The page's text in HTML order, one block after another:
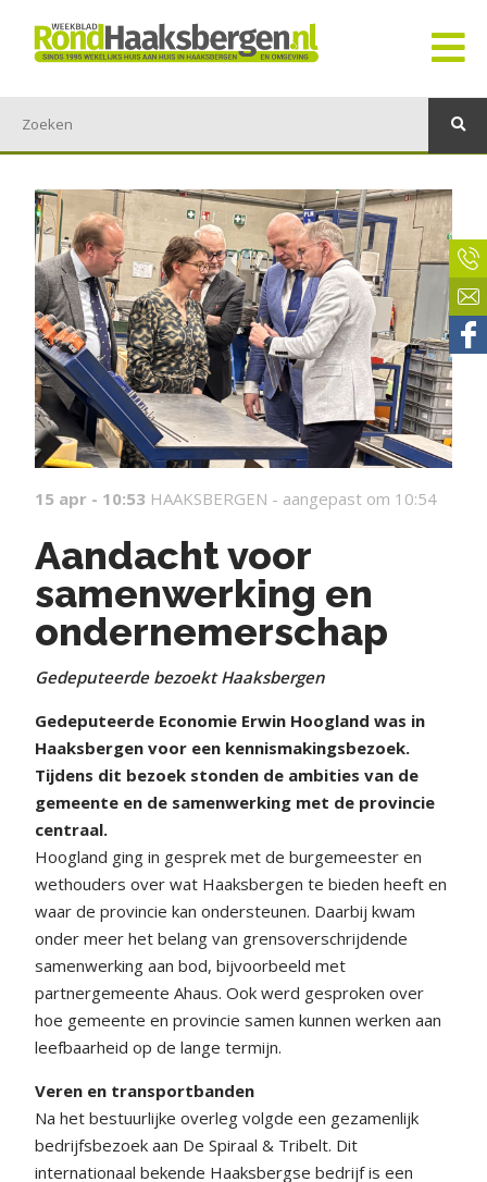
15 apr - 10:53 HAAKSBERGEN - aangepast om 10:54
Aandacht voor
samenwerking en
ondernemerschap
Gedeputeerde bezoekt Haaksbergen
Gedeputeerde Economie Erwin Hoogland was in
Haaksbergen voor een kennismakingsbezoek.
Tijdens dit bezoek stonden de ambities van de
gemeente en de samenwerking met de provincie
centraal.
Hoogland ging in gesprek met de burgemeester en
wethouders over wat Haaksbergen te bieden heeft en
waar de provincie kan ondersteunen. Daarbij kwam
onder meer het belang van grensoverschrijdende
samenwerking aan bod, bijvoorbeeld met
partnergemeente Ahaus. Ook werd gesproken over
hoe gemeente en provincie samen kunnen werken aan
leefbaarheid op de lange termijn.
Veren en transportbanden
Na het bestuurlijke overleg volgde een gezamenlijk
bedrijfsbezoek aan De Spiraal & Tribelt. Dit
internationaal bekende Haaksbergse bedrijf is een